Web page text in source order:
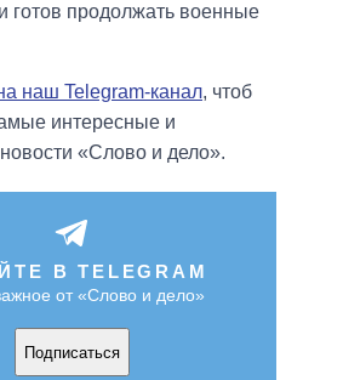
готов продолжать военные
наш Telegram-канал, чтоб
интересные и
«Слово и дело».
В TELEGRAM
от «Слово и дело»
Подписаться